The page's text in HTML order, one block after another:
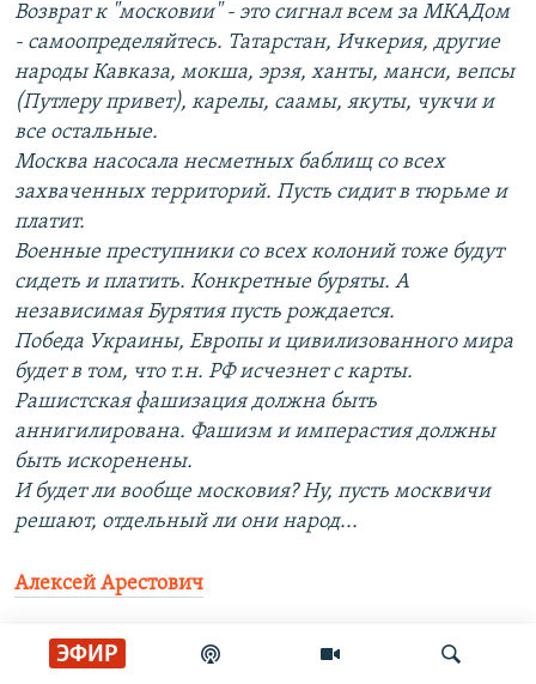
ЭФИР
Возврат к "московии" - это сигнал всем за МКАДом
- самоопределяйтесь. Татарстан, Ичкерия, другие
народы Кавказа, мокша, эрзя, ханты, манси, вепсы
(Путлеру привет), карелы, саамы, якуты, чукчи и
все остальные.
Москва насосала несметных баблищ со всех
захваченных территорий. Пусть сидит в тюрьме и
платит.
Военные преступники со всех колоний тоже будут
сидеть и платить. Конкретные буряты. А
независимая Бурятия пусть рождается.
Победа Украины, Европы и цивилизованного мира
будет в том, что т.н. РФ исчезнет с карты.
Рашистская фашизация должна быть
аннигилирована. Фашизм и имперастия должны
быть искоренены.
И будет ли вообще московия? Ну, пусть москвичи
решают, отдельный ли они народ...
Алексей Арестович
Петиция о переименовании России в Московию в